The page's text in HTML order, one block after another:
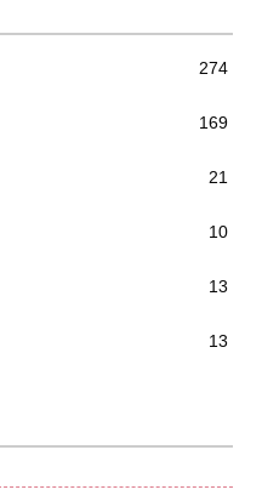
274
169
21
10
13
13